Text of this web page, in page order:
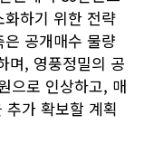
하기 위한 전략
공개매수 물량
며, 영풍정밀의 공
으로 인상하고, 매
가 확보할 계획